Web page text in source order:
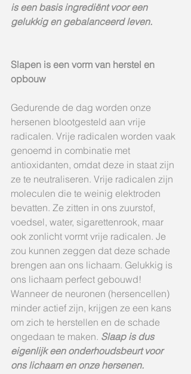
is een basis ingrediënt voor een
gelukkig en gebalanceerd leven.
Slapen is een vorm van herstel en
opbouw
Gedurende de dag worden onze
hersenen blootgesteld aan vrije
radicalen. Vrije radicalen worden vaak
genoemd in combinatie met
antioxidanten, omdat deze in staat zijn
ze te neutraliseren. Vrije radicalen zijn
moleculen die te weinig elektroden
bevatten. Ze zitten in ons zuurstof,
voedsel, water, sigarettenrook, maar
ook zonlicht vormt vrije radicalen. Je
zou kunnen zeggen dat deze schade
brengen aan ons lichaam. Gelukkig is
ons lichaam perfect gebouwd!
Wanneer de neuronen (hersencellen)
minder actief zijn, krijgen ze een kans
om zich te herstellen en de schade
ongedaan te maken. Slaap is dus
eigenlijk een onderhoudsbeurt voor
ons lichaam en onze hersenen.